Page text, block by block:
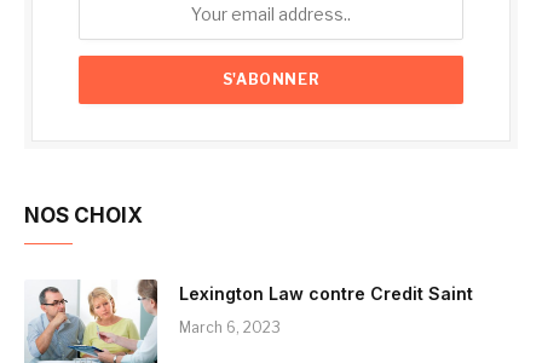
NOS CHOIX
Lexington Law contre Credit Saint
March 6, 2023